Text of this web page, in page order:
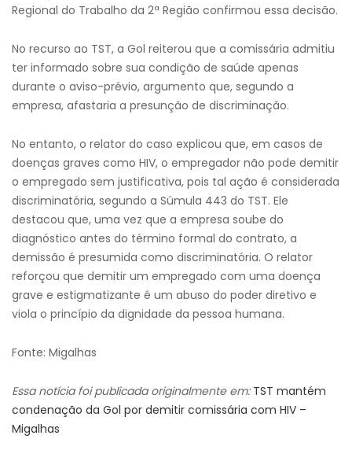
Regional do Trabalho da 2ª Região confirmou essa decisão.
No recurso ao TST, a Gol reiterou que a comissária admitiu
ter informado sobre sua condição de saúde apenas
durante o aviso-prévio, argumento que, segundo a
empresa, afastaria a presunção de discriminação.
No entanto, o relator do caso explicou que, em casos de
doenças graves como HIV, o empregador não pode demitir
o empregado sem justificativa, pois tal ação é considerada
discriminatória, segundo a Súmula 443 do TST. Ele
destacou que, uma vez que a empresa soube do
diagnóstico antes do término formal do contrato, a
demissão é presumida como discriminatória. O relator
reforçou que demitir um empregado com uma doença
grave e estigmatizante é um abuso do poder diretivo e
viola o princípio da dignidade da pessoa humana.
Fonte: Migalhas
Essa notícia foi publicada originalmente em: TST mantém
condenação da Gol por demitir comissária com HIV –
Migalhas